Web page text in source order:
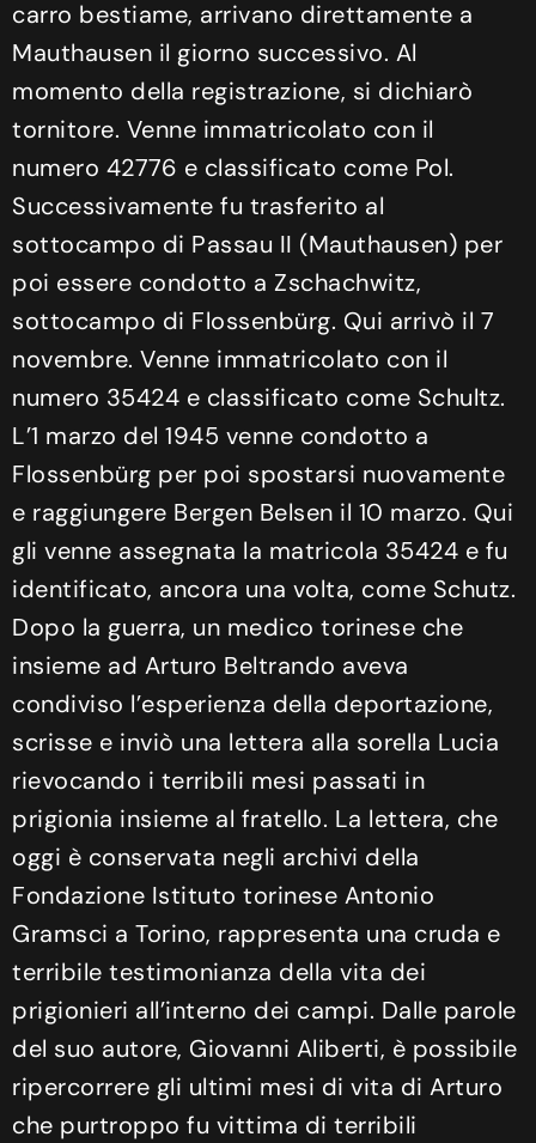
carro bestiame, arrivano direttamente a
Mauthausen il giorno successivo. Al
momento della registrazione, si dichiarò
tornitore. Venne immatricolato con il
numero 42776 e classificato come Pol.
Successivamente fu trasferito al
sottocampo di Passau II (Mauthausen) per
poi essere condotto a Zschachwitz,
sottocampo di Flossenbürg. Qui arrivò il 7
novembre. Venne immatricolato con il
numero 35424 e classificato come Schultz.
L’1 marzo del 1945 venne condotto a
Flossenbürg per poi spostarsi nuovamente
e raggiungere Bergen Belsen il 10 marzo. Qui
gli venne assegnata la matricola 35424 e fu
identificato, ancora una volta, come Schutz.
Dopo la guerra, un medico torinese che
insieme ad Arturo Beltrando aveva
condiviso l’esperienza della deportazione,
scrisse e inviò una lettera alla sorella Lucia
rievocando i terribili mesi passati in
prigionia insieme al fratello. La lettera, che
oggi è conservata negli archivi della
Fondazione Istituto torinese Antonio
Gramsci a Torino, rappresenta una cruda e
terribile testimonianza della vita dei
prigionieri all’interno dei campi. Dalle parole
del suo autore, Giovanni Aliberti, è possibile
ripercorrere gli ultimi mesi di vita di Arturo
che purtroppo fu vittima di terribili